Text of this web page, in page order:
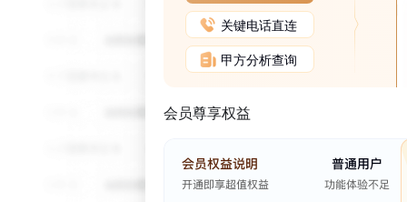
关键电话直连
甲方分析查询
会员尊享权益